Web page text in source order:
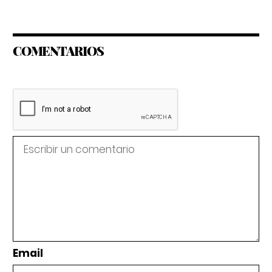
COMENTARIOS
Email